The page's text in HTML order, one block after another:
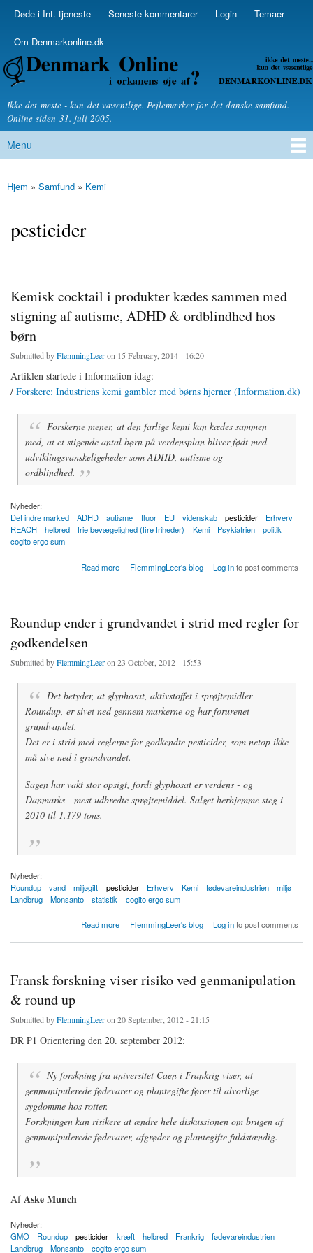
Skip to
Secondary menu
Døde i Int. tjeneste Seneste kommentarer Login Temaer
Om Denmarkonline.dk
Denmarkonline.dk - blognyheder om politik
Ikke det meste - kun det væsentlige. Pejlemærker for det danske samfund.
Online siden 31. juli 2005.
Main menu
Menu
You are here
Hjem » Samfund » Kemi
pesticider
Kemisk cocktail i produkter kædes sammen med
stigning af autisme, ADHD & ordblindhed hos
børn
Submitted byFlemmingLeeron 15 February, 2014 - 16:20
Artiklen startede i Information idag:
/ Forskere: Industriens kemi gambler med børns hjerner (Information.dk)
Forskerne mener, at den farlige kemi kan kædes sammen
med, at et stigende antal børn på verdensplan bliver født med
udviklingsvanskeligeheder som ADHD, autisme og
ordblindhed.
Nyheder:
Det indre marked
ADHD autisme fluor EU videnskab pesticider
Erhverv
REACH
helbred frie bevægelighed (fire friheder) Kemi Psykiatrien
politik
cogito ergo sum
Read more
about Kemisk cocktail i produkter kædes sammen med stigning af autisme, ADHD &
FlemmingLeer's blog Log into post comments
Roundup ender i grundvandet i strid med regler for
godkendelsen
Submitted byFlemmingLeeron 23 October, 2012 - 15:53
Det betyder, at glyphosat, aktivstoffet i sprøjtemidler
Roundup, er sivet ned gennem markerne og har forurenet
grundvandet.
Det er i strid med reglerne for godkendte pesticider, som netop ikke
må sive ned i grundvandet.
Sagen har vakt stor opsigt, fordi glyphosat er verdens - og
Danmarks - mest udbredte sprøjtemiddel. Salget herhjemme steg i
2010 til 1.179 tons.
Nyheder:
Roundup
vand miljøgift pesticider Erhverv Kemi fødevareindustrien
miljø
Landbrug
Monsanto statistik cogito ergo sum
Read more
about Roundup ender i grundvandet i strid med regler for godkendelsen
FlemmingLeer's blog Log into post comments
Fransk forskning viser risiko ved genmanipulation
& round up
Submitted byFlemmingLeeron 20 September, 2012 - 21:15
DR P1 Orientering den 20. september 2012:
Ny forskning fra universitet Caen i Frankrig viser, at
genmanipulerede fødevarer og plantegifte fører til alvorlige
sygdomme hos rotter.
Forskningen kan risikere at ændre hele diskussionen om brugen af
genmanipulerede fødevarer, afgrøder og plantegifte fuldstændig.
AfAske Munch
Nyheder:
GMO
Roundup pesticider kræft helbred Frankrig
fødevareindustrien
Landbrug
Monsanto cogito ergo sum